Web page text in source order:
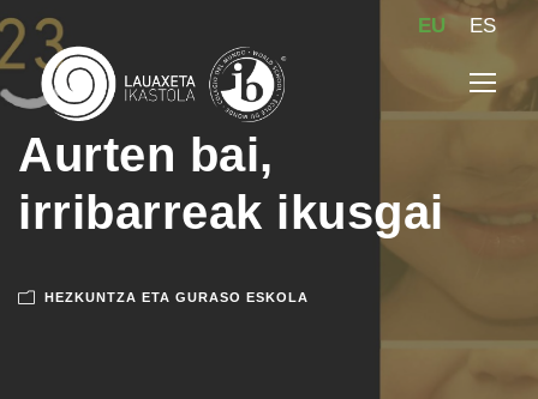
EU ES
Aurten bai,
irribarreak ikusgai
HEZKUNTZA ETA GURASO ESKOLA